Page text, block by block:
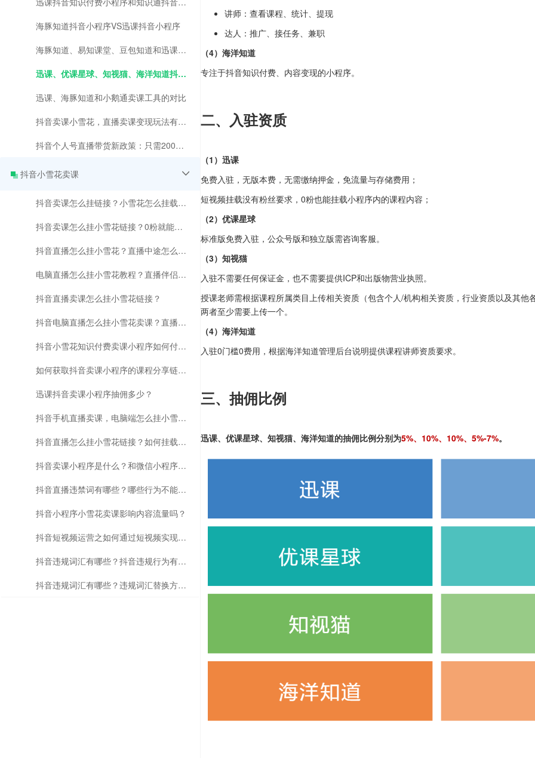
海豚知道抖音小程序VS迅课抖音小程序
海豚知道、易知课堂、豆包知道和迅课学堂等抖音卖课小程序的对比
迅课、优课星球、知视猫、海洋知道抖音知识付费小程序对比分析
迅课、海豚知道和小鹅通卖课工具的对比
抖音卖课小雪花，直播卖课变现玩法有变化
抖音个人号直播带货新政策：只需200有效粉丝，快速成为带货达人！
抖音小雪花卖课
抖音卖课怎么挂链接？小雪花怎么挂载课程？
抖音卖课怎么挂小雪花链接？0粉就能实现短视频挂载！
抖音直播怎么挂小雪花？直播中途怎么挂载小程序卖课呢
电脑直播怎么挂小雪花教程？直播伴侣怎么挂小雪花？
抖音直播卖课怎么挂小雪花链接？
抖音电脑直播怎么挂小雪花卖课？直播伴侣挂小雪花流程
抖音小雪花知识付费卖课小程序如何付费投流卖课？
如何获取抖音卖课小程序的课程分享链接？
迅课抖音卖课小程序抽佣多少？
抖音手机直播卖课，电脑端怎么挂小雪花链接？
抖音直播怎么挂小雪花链接？如何挂载小程序内的多个课程链接？
抖音卖课小程序是什么？和微信小程序知识店铺有什么区别？
抖音直播违禁词有哪些？哪些行为不能做？
抖音小程序小雪花卖课影响内容流量吗？
抖音短视频运营之如何通过短视频实现带课卖课？
抖音违规词汇有哪些？抖音违规行为有哪些？
抖音违规词汇有哪些？违规词汇替换方法是什么？
讲师：查看课程、统计、提现
达人：推广、接任务、兼职
（4）海洋知道
专注于抖音知识付费、内容变现的小程序。
二、入驻资质
（1）迅课
免费入驻，无版本费，无需缴纳押金，免流量与存储费用；
短视频挂载没有粉丝要求，0粉也能挂载小程序内的课程内容；
（2）优课星球
标准版免费入驻，公众号版和独立版需咨询客服。
（3）知视猫
入驻不需要任何保证金，也不需要提供ICP和出版物营业执照。
授课老师需根据课程所属类目上传相关资质（包含个人/机构相关资质，行业资质以及其
两者至少需要上传一个。
（4）海洋知道
入驻0门槛0费用，根据海洋知道管理后台说明提供课程讲师资质要求。
三、抽佣比例
迅课、优课星球、知视猫、海洋知道的抽佣比例分别为5%、10%、10%、5%-7%。